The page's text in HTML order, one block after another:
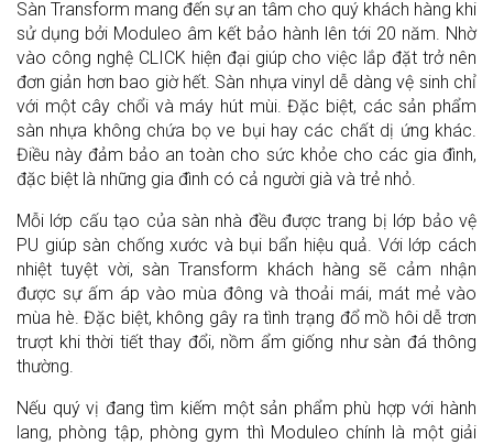
Sàn Transform mang đến sự an tâm cho quý khách hàng khi
sử dụng bởi Moduleo âm kết bảo hành lên tới 20 năm. Nhờ
vào công nghệ CLICK hiện đại giúp cho việc lắp đặt trở nên
đơn giản hơn bao giờ hết. Sàn nhựa vinyl dễ dàng vệ sinh chỉ
với một cây chổi và máy hút mùi. Đặc biệt, các sản phẩm
sàn nhựa không chứa bọ ve bụi hay các chất dị ứng khác.
Điều này đảm bảo an toàn cho sức khỏe cho các gia đình,
đặc biệt là những gia đình có cả người già và trẻ nhỏ.
Mỗi lớp cấu tạo của sàn nhà đều được trang bị lớp bảo vệ
PU giúp sàn chống xước và bụi bẩn hiệu quả. Với lớp cách
nhiệt tuyệt vời, sàn Transform khách hàng sẽ cảm nhận
được sự ấm áp vào mùa đông và thoải mái, mát mẻ vào
mùa hè. Đặc biệt, không gây ra tình trạng đổ mồ hôi dễ trơn
trượt khi thời tiết thay đổi, nồm ẩm giống như sàn đá thông
thường.
Nếu quý vị đang tìm kiếm một sản phẩm phù hợp với hành
lang, phòng tập, phòng gym thì Moduleo chính là một giải